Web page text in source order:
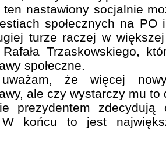
ten nastawiony socjalnie
społecznych na PO
turze raczej w
Trzaskowskiego,
społeczne.
uważam, że więcej
ale czy wystarczy mu to
prezydentem
końcu to jest